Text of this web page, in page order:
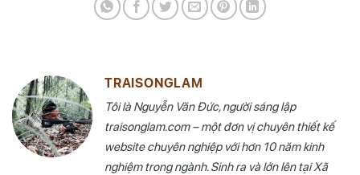
TRAISONGLAM
Tôi là Nguyễn Văn Đức, người sáng lập
traisonglam.com – một đơn vị chuyên thiết kế
website chuyên nghiệp với hơn 10 năm kinh
nghiệm trong ngành. Sinh ra và lớn lên tại Xã